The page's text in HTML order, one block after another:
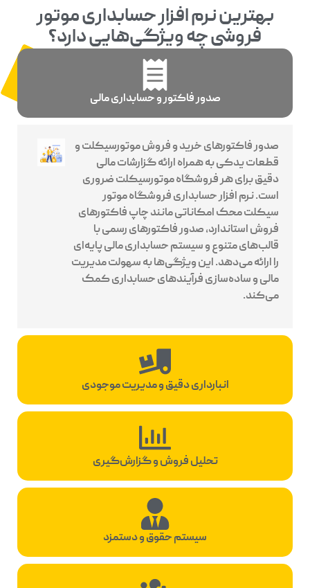
بهترین نرم افزار حسابداری موتور
فروشی چه ویژگی‌هایی دارد؟
صدور فاکتور و حسابداری مالی
انبارداری دقیق و مدیریت موجودی
تحلیل فروش و گزارش‌گیری
سیستم حقوق و دستمزد
صدور فاکتورهای خرید و فروش موتورسیکلت و
قطعات یدکی به همراه ارائه گزارشات مالی
دقیق برای هر فروشگاه موتورسیکلت ضروری
است. نرم افزار حسابداری فروشگاه موتور
سیکلت محک امکاناتی مانند چاپ فاکتورهای
فروش استاندارد، صدور فاکتورهای رسمی با
قالب‌های متنوع و سیستم حسابداری مالی پایه‌ای
را ارائه می‌دهد. این ویژگی‌ها به سهولت مدیریت
مالی و ساده‌سازی فرآیندهای حسابداری کمک
می‌کند.